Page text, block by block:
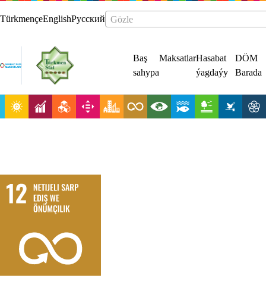
TürkmençeEnglishРусский Gözle
Baş
sahypa
MaksatlarHasabat
ýagdaýy
DÖM
Barada